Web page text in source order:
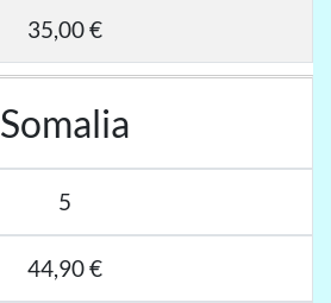
35,00 €
Somalia
5
44,90 €